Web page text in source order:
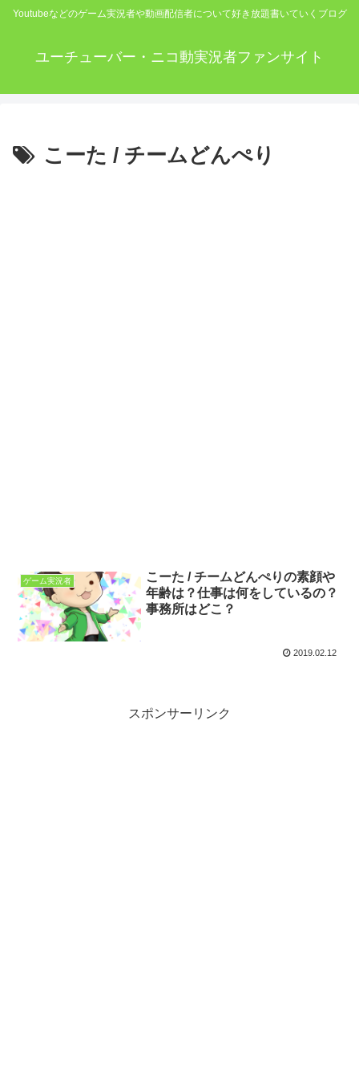
Youtubeなどのゲーム実況者や動画配信者について好き放題書いていくブログ
ユーチューバー・ニコ動実況者ファンサイト
こーた / チームどんぺり
ゲーム実況者
こーた / チームどんぺりの素顔や
年齢は？仕事は何をしているの？
事務所はどこ？
2019.02.12
スポンサーリンク